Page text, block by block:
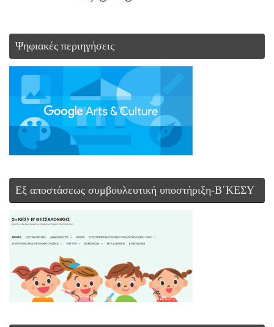
Ψηφιακές περιηγήσεις
Εξ αποστάσεως συμβουλευτική υποστήριξη-Β΄ΚΕΣΥ